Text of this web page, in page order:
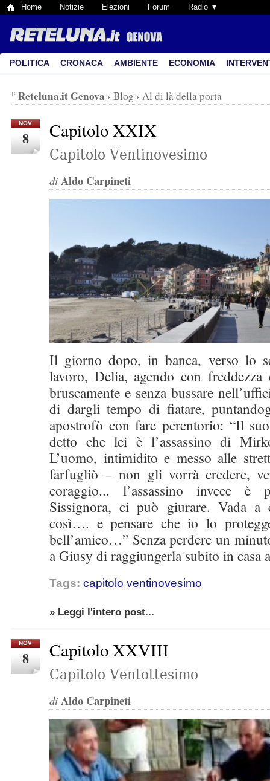
Home Notizie Elezioni Forum Radio ▼
POLITICA CRONACA AMBIENTE ECONOMIA
Reteluna.it Genova › Blog › Al di là della porta
NOV
8 Capitolo XXIX
Capitolo Ventinovesimo
di Aldo Carpineti
Il giorno dopo, in banca, verso lo
lavoro, Delia, agendo con freddezza
bruscamente e senza bussare
di dargli tempo di fiatare,
apostrofò con fare perentorio: “Il
detto che lei è l’assassino di
L’uomo, intimidito e messo alle
farfugliò – non gli vorrà credere,
coraggio... l’assassino invece
Sissignora, ci può giurare. Vada a
così…. e pensare che io lo
bell’amico…” Senza perdere un
a Giusy di raggiungerla subito in casa
Tags: capitolo ventinovesimo
» Leggi l'intero post...
NOV
8 Capitolo XXVIII
Capitolo Ventottesimo
di Aldo Carpineti